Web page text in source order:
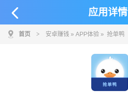
应用详情
首页 > 安卓赚钱 » APP体验 » 抢单鸭